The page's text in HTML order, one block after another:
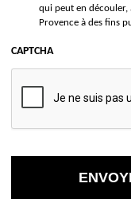
qui peut en découler,
Provence à des fins
CAPTCHA